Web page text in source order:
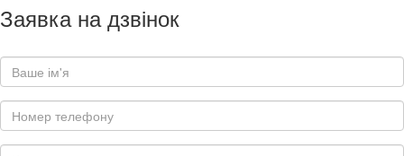
Заявка на дзвінок